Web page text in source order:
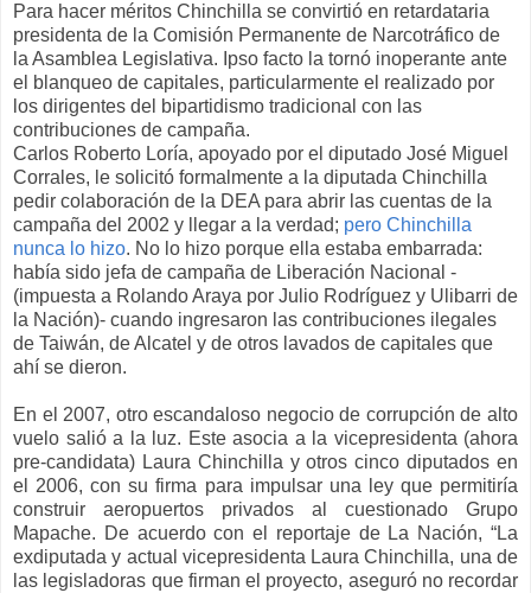
Para hacer méritos Chinchilla se convirtió en retardataria
presidenta de la Comisión Permanente de Narcotráfico de
la Asamblea Legislativa. Ipso facto la tornó inoperante ante
el blanqueo de capitales, particularmente el realizado por
los dirigentes del bipartidismo tradicional con las
contribuciones de campaña.
Carlos Roberto Loría, apoyado por el diputado José Miguel
Corrales, le solicitó formalmente a la diputada Chinchilla
pedir colaboración de la DEA para abrir las cuentas de la
campaña del 2002 y llegar a la verdad; pero Chinchilla
nunca lo hizo. No lo hizo porque ella estaba embarrada:
había sido jefa de campaña de Liberación Nacional -
(impuesta a Rolando Araya por Julio Rodríguez y Ulibarri de
la Nación)- cuando ingresaron las contribuciones ilegales
de Taiwán, de Alcatel y de otros lavados de capitales que
ahí se dieron.
En el 2007, otro escandaloso negocio de corrupción de alto
vuelo salió a la luz. Este asocia a la vicepresidenta (ahora
pre-candidata) Laura Chinchilla y otros cinco diputados en
el 2006, con su firma para impulsar una ley que permitiría
construir aeropuertos privados al cuestionado Grupo
Mapache. De acuerdo con el reportaje de La Nación, “La
exdiputada y actual vicepresidenta Laura Chinchilla, una de
las legisladoras que firman el proyecto, aseguró no recordar